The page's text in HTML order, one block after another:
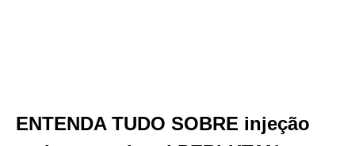
ENTENDA TUDO SOBRE injeção